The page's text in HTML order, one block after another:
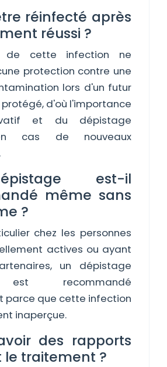
réinfecté après
réussi ?
de cette infection ne
protection contre une
lors d'un futur
d'où l'importance
et du dépistage
cas de nouveaux
est-il
même sans
?
chez les personnes
actives ou ayant
un dépistage
recommandé
parce que cette infection
inaperçue.
des rapports
traitement ?